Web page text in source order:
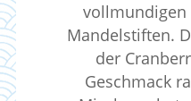
vollmundigen
Mandelstiften.
der
Geschmack